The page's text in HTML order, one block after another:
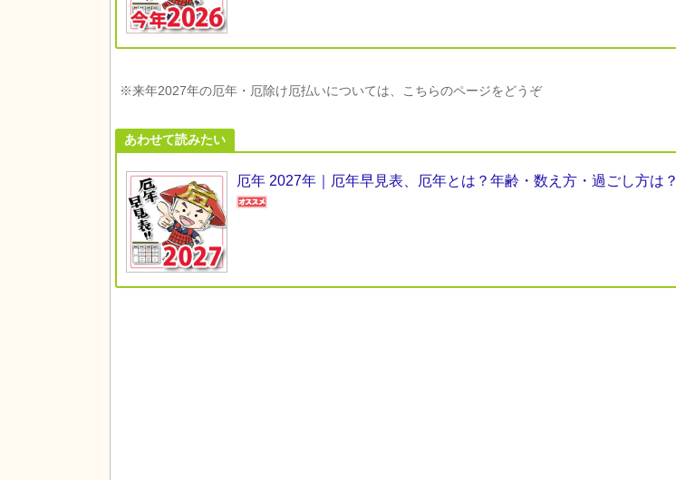
※来年2027年の厄年・厄除け厄払いについては、こちらのページをどうぞ
あわせて読みたい
厄年 2027年｜厄年早見表、厄年とは？年齢・数え方・過ごし方は？